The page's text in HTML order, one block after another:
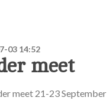
03 14:52
meet
meet 21-23 September